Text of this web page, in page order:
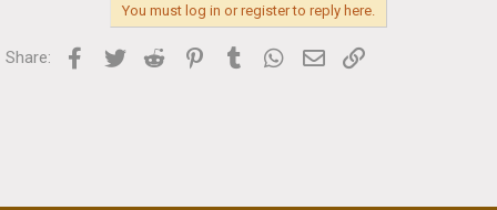
You must log in or register to reply here.
Share: Facebook
Twitter Reddit PinterestTumblr WhatsApp
Email